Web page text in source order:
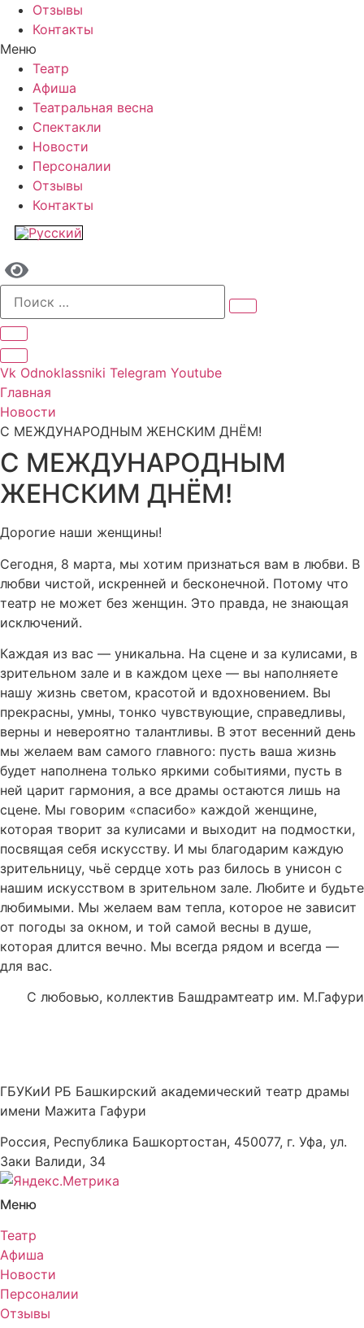
Отзывы
Контакты
Меню
Театр
Афиша
Театральная весна
Спектакли
Новости
Персоналии
Отзывы
Контакты
Vk Odnoklassniki Telegram Youtube
Главная
Новости
С МЕЖДУНАРОДНЫМ ЖЕНСКИМ ДНЁМ!
С МЕЖДУНАРОДНЫМ
ЖЕНСКИМ ДНЁМ!
Дорогие наши женщины!
Сегодня, 8 марта, мы хотим признаться вам в любви. В
любви чистой, искренней и бесконечной. Потому что
театр не может без женщин. Это правда, не знающая
исключений.
Каждая из вас — уникальна. На сцене и за кулисами, в
зрительном зале и в каждом цехе — вы наполняете
нашу жизнь светом, красотой и вдохновением. Вы
прекрасны, умны, тонко чувствующие, справедливы,
верны и невероятно талантливы. В этот весенний день
мы желаем вам самого главного: пусть ваша жизнь
будет наполнена только яркими событиями, пусть в
ней царит гармония, а все драмы остаются лишь на
сцене. Мы говорим «спасибо» каждой женщине,
которая творит за кулисами и выходит на подмостки,
посвящая себя искусству. И мы благодарим каждую
зрительницу, чьё сердце хоть раз билось в унисон с
нашим искусством в зрительном зале. Любите и будьте
любимыми. Мы желаем вам тепла, которое не зависит
от погоды за окном, и той самой весны в душе,
которая длится вечно. Мы всегда рядом и всегда —
для вас.
С любовью, коллектив Башдрамтеатр им. М.Гафури
ГБУКиИ РБ Башкирский академический театр драмы
имени Мажита Гафури
Россия, Республика Башкортостан, 450077, г. Уфа, ул.
Заки Валиди, 34
Меню
Театр
Афиша
Новости
Персоналии
Отзывы